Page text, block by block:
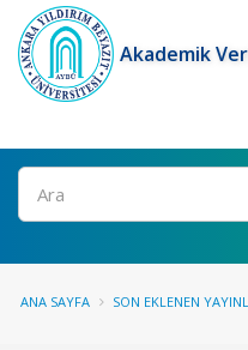
Akademik
Ara
ANA SAYFA SON EKLENEN